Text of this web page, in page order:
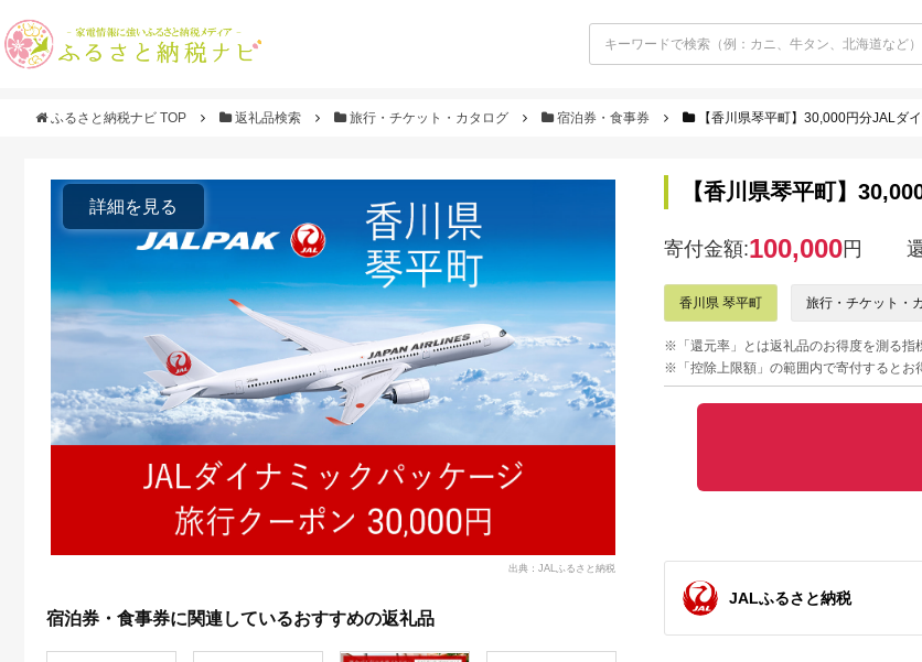
ふるさと納税ナビ TOP 返礼品検索 旅行・チケット・カタログ 宿泊券・食事券 【香川県琴平町】30,000円分JALダ
詳細を見る
出典：JALふるさと納税
宿泊券・食事券に関連しているおすすめの返礼品
【香川県琴平町】
寄付金額:100,000円
香川県 琴平町 旅行・チケット・
※「還元率」とは返礼品のお得度を測る指
※「控除上限額」の範囲内で寄付するとお
JALふるさと納税